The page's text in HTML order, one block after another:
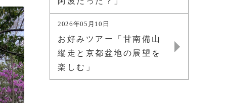
2026年05月10日
お好みツアー「甘南備山
縦走と京都盆地の展望を
楽しむ」